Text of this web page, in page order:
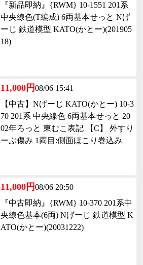
『新品即納』{RWM} 10-1551 201系
中央線色(T編成) 6両基本せっと Nげ
ーじ 鉄道模型 KATO(かとー)(201905
18)
11,000円08/06 15:41
【中古】Nげーじ KATO(かとー) 10-3
70 201系 中央線色 6両基本せっと 20
02年ろっと 東むこ表記 【C】 外すり
ーぶ傷み 1両目:側面ほこり巻込み
11,000円08/06 20:50
『中古即納』{RWM} 10-370 201系中
央線色基本(6両) Nげーじ 鉄道模型 K
ATO(かとー)(20031222)